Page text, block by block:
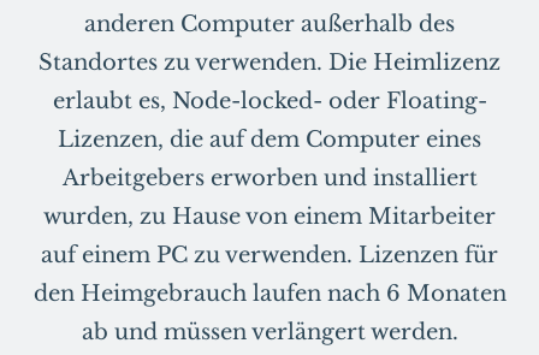
anderen Computer außerhalb des
Standortes zu verwenden. Die Heimlizenz
erlaubt es, Node-locked- oder Floating-
Lizenzen, die auf dem Computer eines
Arbeitgebers erworben und installiert
wurden, zu Hause von einem Mitarbeiter
auf einem PC zu verwenden. Lizenzen für
den Heimgebrauch laufen nach 6 Monaten
ab und müssen verlängert werden.